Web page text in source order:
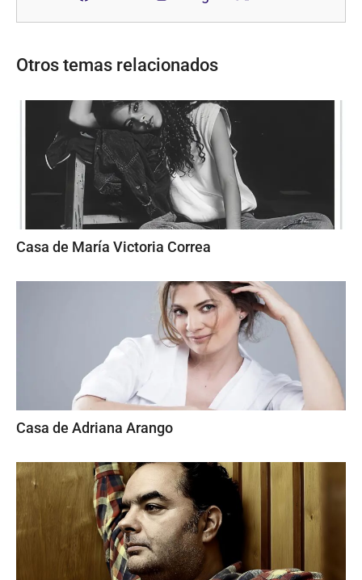
Otros temas relacionados
Casa de María Victoria Correa
Casa de Adriana Arango